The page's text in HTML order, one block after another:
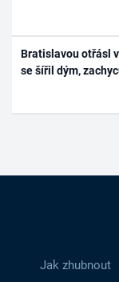
Bratislavou otřásl
se šířil dým,
Jak zhubnout